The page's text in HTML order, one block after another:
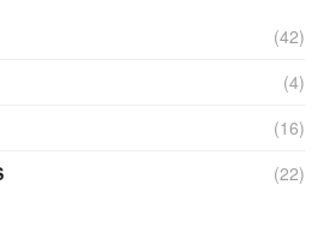
(42)
(4)
(16)
(22)